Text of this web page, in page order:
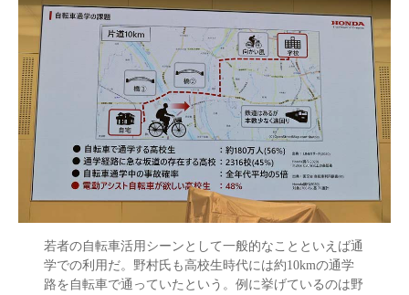
若者の自転車活用シーンとして一般的なことといえば通
学での利用だ。野村氏も高校生時代には約10kmの通学
路を自転車で通っていたという。例に挙げているのは野